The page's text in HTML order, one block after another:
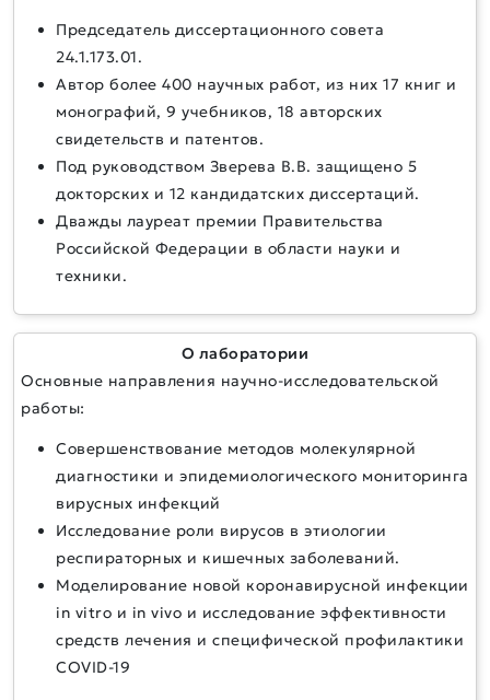
Председатель диссертационного совета
24.1.173.01.
Автор более 400 научных работ, из них 17 книг и
монографий, 9 учебников, 18 авторских
свидетельств и патентов.
Под руководством Зверева В.В. защищено 5
докторских и 12 кандидатских диссертаций.
Дважды лауреат премии Правительства
Российской Федерации в области науки и
техники.
О лаборатории
Основные направления научно-исследовательской
работы:
Совершенствование методов молекулярной
диагностики и эпидемиологического мониторинга
вирусных инфекций
Исследование роли вирусов в этиологии
респираторных и кишечных заболеваний.
Моделирование новой коронавирусной инфекции
in vitro и in vivo и исследование эффективности
средств лечения и специфической профилактики
COVID-19